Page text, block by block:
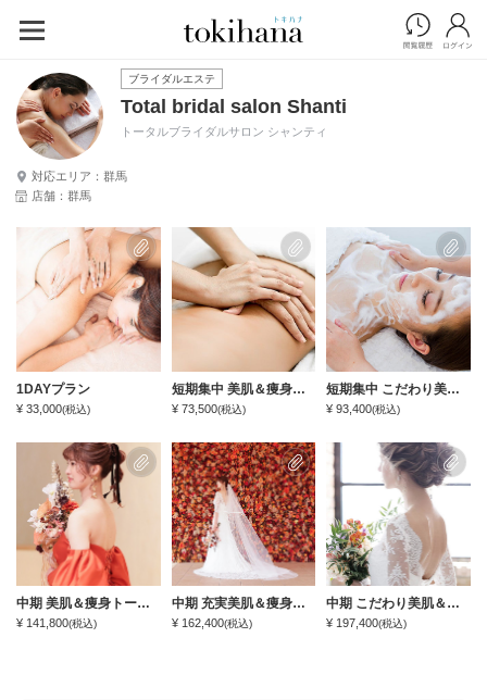
ブライダルエステ
Total bridal salon Shanti
トータルブライダルサロン シャンティ
対応エリア：群馬
店舗：群馬
1DAYプラン
¥ 33,000(税込)
短期集中 美肌＆痩身充実ケアプラン
¥ 73,500(税込)
短期集中 こだわり美肌＆痩身ケアプラン
¥ 93,400(税込)
中期 美肌＆痩身トータルケア
¥ 141,800(税込)
中期 充実美肌＆痩身トータルケア
¥ 162,400(税込)
中期 こだわり美肌＆痩身ケアプラン
¥ 197,400(税込)